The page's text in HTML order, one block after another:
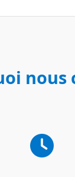
nous